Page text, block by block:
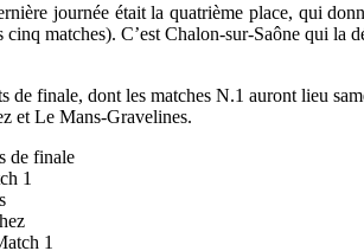
journée était la quatrième place, qui
cinq matches). C’est Chalon-sur-Saône qui la
de finale, dont les matches N.1 auront lieu
et Le Mans-Gravelines.
de finale
1
1